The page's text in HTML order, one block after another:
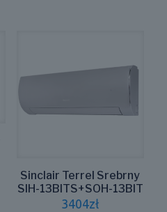
Sinclair Terrel Srebrny
SIH-13BITS+SOH-13BIT
3404zł